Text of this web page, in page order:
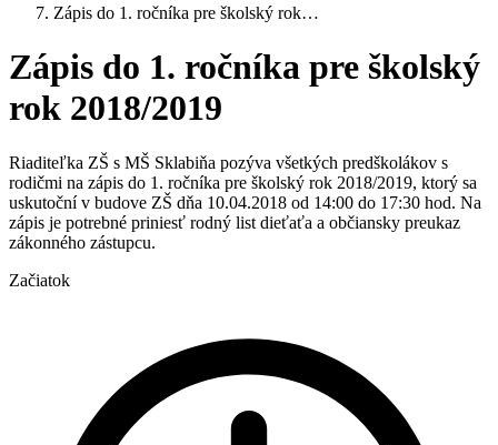
Zápis do 1. ročníka pre školský rok…
Zápis do 1. ročníka pre školský
rok 2018/2019
Riaditeľka ZŠ s MŠ Sklabiňa pozýva všetkých predškolákov s
rodičmi na zápis do 1. ročníka pre školský rok 2018/2019, ktorý sa
uskutoční v budove ZŠ dňa 10.04.2018 od 14:00 do 17:30 hod. Na
zápis je potrebné priniesť rodný list dieťaťa a občiansky preukaz
zákonného zástupcu.
Začiatok